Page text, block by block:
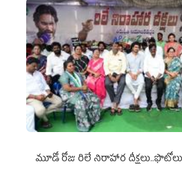
మూడో రోజు రిలే నిరాహార